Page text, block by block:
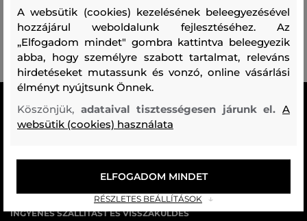
15 990 Ft
Elérhető méretek:
Egy méret
60 990 Ft
30 490 Ft
Elérhető méretek:
Egy méret
MINDEN RAKTÁRON
A webáruházban lévő összes áru raktáron van.
Magyarországon. Nálunk mindig 100%-ban eredeti terméket vásárol.
INGYENES SZÁLLÍTÁST ÉS VISSZAKÜLDÉS
A websütik (cookies) kezelésének beleegyezésével
hozzájárul weboldalunk fejlesztéséhez. Az
„Elfogadom mindet" gombra kattintva beleegyezik
abba, hogy személyre szabott tartalmat, releváns
hirdetéseket mutassunk és vonzó, online vásárlási
élményt nyújtsunk Önnek.
Köszönjük, adataival tisztességesen járunk el.A
websütik (cookies) használata
RÉSZLETES BEÁLLÍTÁSOK
ELFOGADOM MINDET